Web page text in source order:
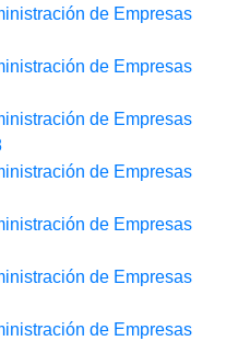
de Empresas
de Empresas
de Empresas
de Empresas
de Empresas
de Empresas
de Empresas